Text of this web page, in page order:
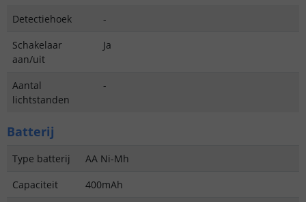
Detectiehoek
-
Schakelaar
aan/uit
Ja
Aantal
lichtstanden
-
Batterij
Type batterij
AA Ni-Mh
Capaciteit
400mAh